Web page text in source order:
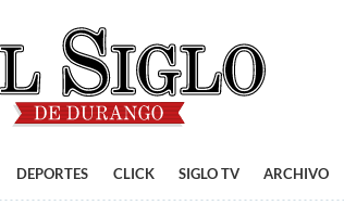
DEPORTES CLICK SIGLO TV ARCHIVO